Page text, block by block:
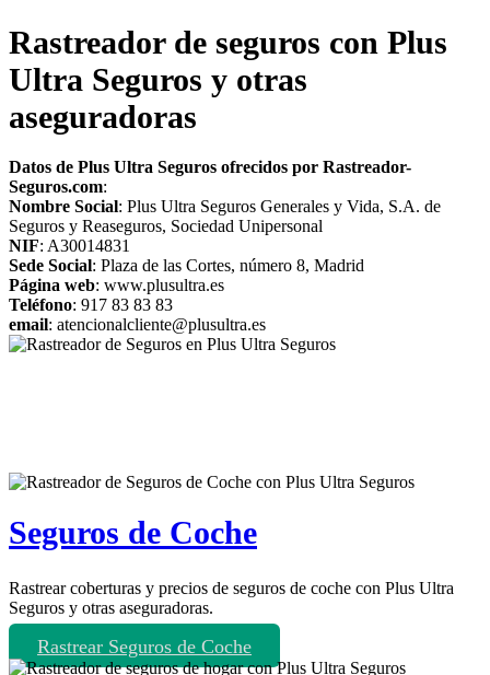
Rastreador de seguros con Plus
Ultra Seguros y otras
aseguradoras
Datos de Plus Ultra Seguros ofrecidos por Rastreador-
Seguros.com:
Nombre Social: Plus Ultra Seguros Generales y Vida, S.A. de
Seguros y Reaseguros, Sociedad Unipersonal
NIF: A30014831
Sede Social: Plaza de las Cortes, número 8, Madrid
Página web: www.plusultra.es
Teléfono: 917 83 83 83
email: atencionalcliente@plusultra.es
Seguros de Coche
Rastrear coberturas y precios de seguros de coche con Plus Ultra
Seguros y otras aseguradoras.
Rastrear Seguros de Coche